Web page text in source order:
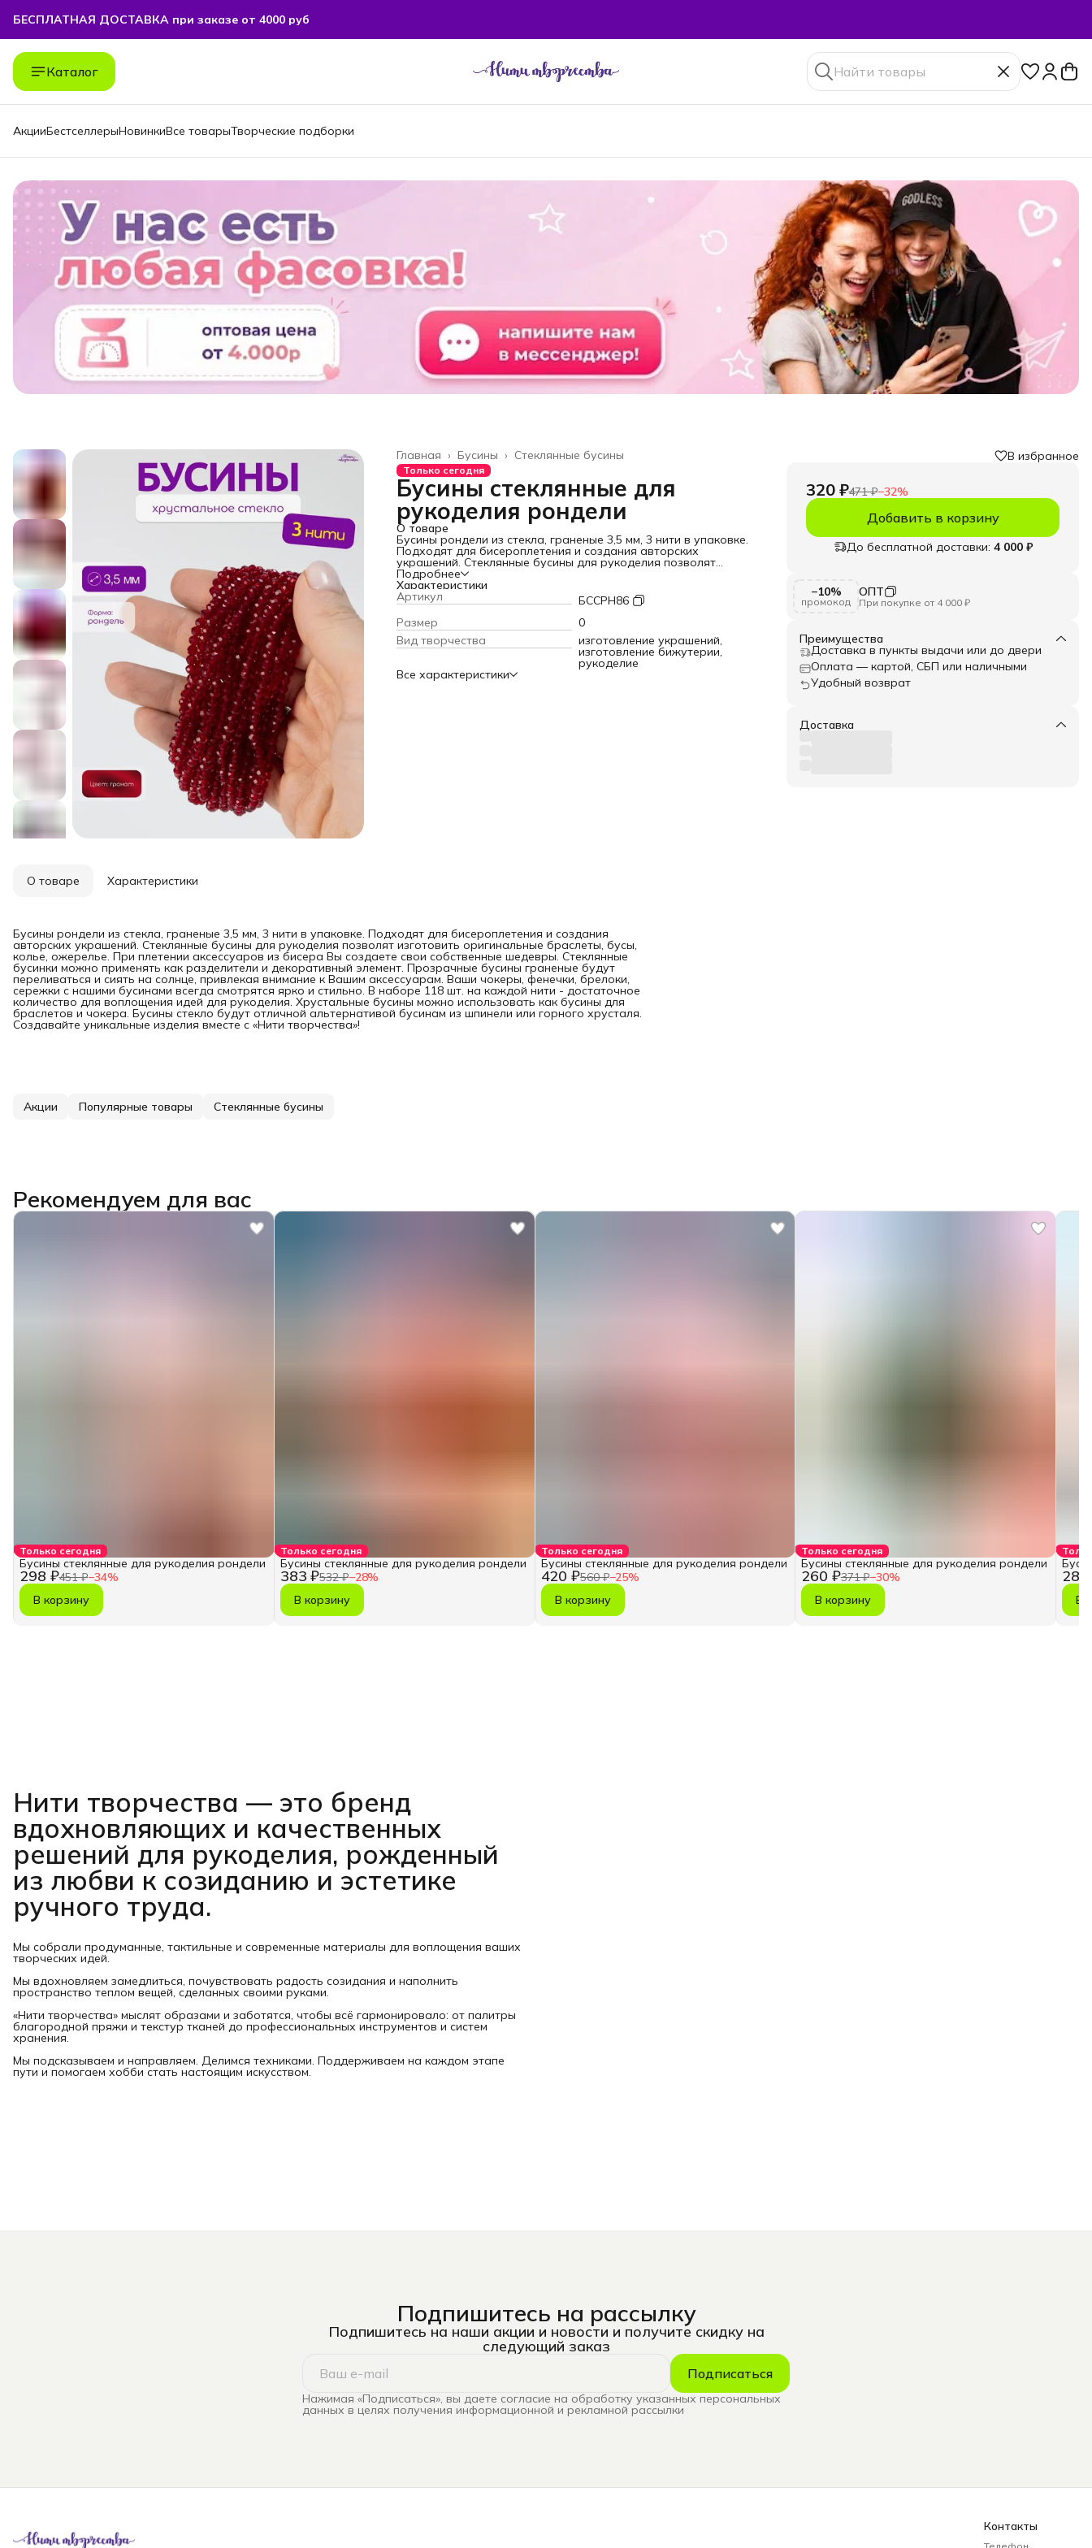
БЕСПЛАТНАЯ ДОСТАВКА при заказе от 4000 руб
БЕСПЛАТНАЯ ДОСТАВКА при заказе от 4000 руб
Каталог
АкцииБестселлерыНовинкиВсе товарыТворческие подборки
Стеклянные бусины
Бусины ›
Главная ›
Только сегодня
Бусины стеклянные для
рукоделия рондели
О товаре
Бусины рондели из стекла, граненые 3,5 мм, 3 нити в упаковке.
Подходят для бисероплетения и создания авторских
украшений. Стеклянные бусины для рукоделия позволят
изготовить оригинальные браслеты, бусы, колье, ожерелье.
При плетении аксессуаров из бисера Вы создаете свои
собственные шедевры. Стеклянные бусинки можно применять
как разделители и декоративный элемент. Прозрачные бусины
граненые будут переливаться и сиять на солнце, привлекая
внимание к Вашим аксессуарам. Ваши чокеры, фенечки,
брелоки, сережки с нашими бусинами всегда смотрятся ярко и
стильно. В наборе 118 шт. на каждой нити - достаточное
количество для воплощения идей для рукоделия. Хрустальные
бусины можно использовать как бусины для браслетов и
Подробнее
Характеристики
Артикул
БССРН86
Размер
0
Вид творчества
изготовление украшений,
изготовление бижутерии,
рукоделие
Все характеристики
В избранное
320 ₽471 ₽−32%
Добавить в корзину
До бесплатной доставки: 4 000 ₽
−10%
промокод
ОПТ
При покупке от 4 000 ₽
Преимущества
Доставка в пункты выдачи или до двери
Оплата — картой, СБП или наличными
Удобный возврат
Доставка
О товаре Характеристики
Бусины рондели из стекла, граненые 3,5 мм, 3 нити в упаковке. Подходят для бисероплетения и создания
авторских украшений. Стеклянные бусины для рукоделия позволят изготовить оригинальные браслеты, бусы,
колье, ожерелье. При плетении аксессуаров из бисера Вы создаете свои собственные шедевры. Стеклянные
бусинки можно применять как разделители и декоративный элемент. Прозрачные бусины граненые будут
переливаться и сиять на солнце, привлекая внимание к Вашим аксессуарам. Ваши чокеры, фенечки, брелоки,
сережки с нашими бусинами всегда смотрятся ярко и стильно. В наборе 118 шт. на каждой нити - достаточное
количество для воплощения идей для рукоделия. Хрустальные бусины можно использовать как бусины для
браслетов и чокера. Бусины стекло будут отличной альтернативой бусинам из шпинели или горного хрусталя.
Создавайте уникальные изделия вместе с «Нити творчества»!
Акции Популярные товары Стеклянные бусины
Рекомендуем для вас
Только сегодня
298 ₽451 ₽−34%
Бусины стеклянные для рукоделия рондели
В корзину
Только сегодня
383 ₽532 ₽−28%
Бусины стеклянные для рукоделия рондели
В корзину
Только сегодня
420 ₽560 ₽−25%
Бусины стеклянные для рукоделия рондели
В корзину
Только сегодня
260 ₽371 ₽−30%
Бусины стеклянные для рукоделия рондели
В корзину
286
В
Нити творчества — это бренд
вдохновляющих и качественных
решений для рукоделия, рожденный
из любви к созиданию и эстетике
ручного труда.
Мы собрали продуманные, тактильные и современные материалы для воплощения ваших
творческих идей.
Мы вдохновляем замедлиться, почувствовать радость созидания и наполнить
пространство теплом вещей, сделанных своими руками.
«Нити творчества» мыслят образами и заботятся, чтобы всё гармонировало: от палитры
благородной пряжи и текстур тканей до профессиональных инструментов и систем
хранения.
Мы подсказываем и направляем. Делимся техниками. Поддерживаем на каждом этапе
пути и помогаем хобби стать настоящим искусством.
Подпишитесь на рассылку
Подпишитесь на наши акции и новости и получите скидку на
следующий заказ
Подписаться
Нажимая «Подписаться», вы даете согласие на обработку указанных персональных
данных в целях получения информационной и рекламной рассылки
Контакты